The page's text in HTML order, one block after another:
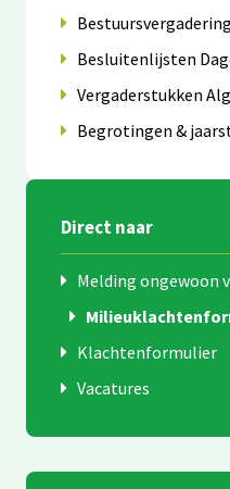
Besluitenlijsten
Vergaderstukken
Begrotingen &
Direct naar
Melding ongewoon
Klachtenformulier
Vacatures